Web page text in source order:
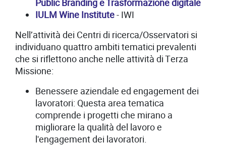
Public Branding e Trasformazione digitale
IULM Wine Institute- IWI
Nell’attività dei Centri di ricerca/Osservatori si
individuano quattro ambiti tematici prevalenti
che si riflettono anche nelle attività di Terza
Missione:
Benessere aziendale ed engagement dei
lavoratori: Questa area tematica
comprende i progetti che mirano a
migliorare la qualità del lavoro e
l'engagement dei lavoratori.